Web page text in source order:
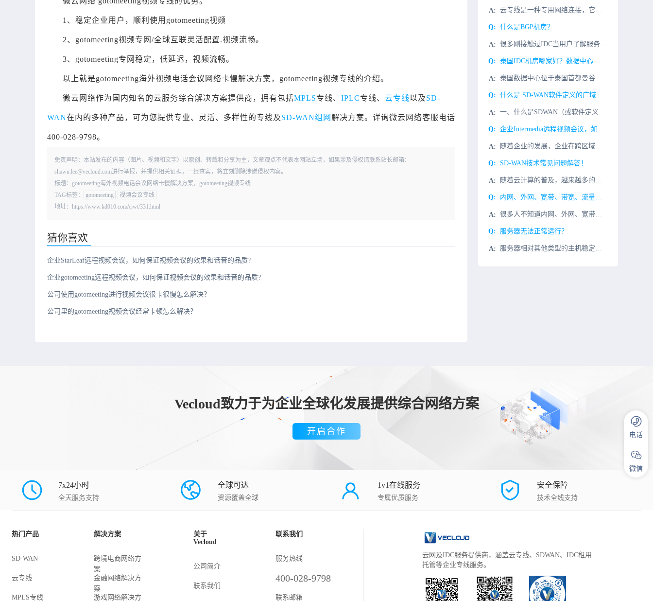
1、稳定企业用户，顺利使用gotomeeting视频
2、gotomeeting视频专网/全球互联灵活配置.视频流畅。
3、gotomeeting专网稳定，低延迟，视频流畅。
以上就是gotomeeting海外视频电话会议网络卡慢解决方案，gotomeeting视频专线的介绍。
微云网络作为国内知名的云服务综合解决方案提供商，拥有包括MPLS专线、 IPLC专线、 云专线以及SD-
WAN在内的多种产品，可为您提供专业、灵活、多样性的专线及SD-WAN组网 解决方案。详询微云网络客服电话
400-028-9798。
免责声明：本站发布的内容（图片、视频和文字）以原创、转载和分享为主，文章观点不代表本网站立场，如果涉及侵权请联系站长邮箱：
shawn.lee@vecloud.com进行举报，并提供相关证据，一经查实，将立刻删除涉嫌侵权内容。
标题：gotomeeting海外视频电话会议网络卡慢解决方案，gotomeeting视频专线
TAG标签：
gotomeeting
视频会议专线
地址：https://www.kd010.com/cjwt/331.html
猜你喜欢
企业StarLeaf远程视频会议，如何保证视频会议的效果和话音的品质?
企业gotomeeting远程视频会议，如何保证视频会议的效果和话音的品质?
公司使用gotomeeting进行视频会议很卡很慢怎么解决？
公司里的gotomeeting视频会议经常卡顿怎么解决？
云专线是一种专用网络连接，它可以帮助企业快速、安全地连接到云服务，从而提高企业的网络性能和可靠性。云专线可以帮助企业更快地访问云服务，提高企业的网络性能，提供更安全的网络环境，并且可以支持多种应用，比
什么是BGP机房？
很多刚接触过IDC当用户了解服务器托管/租赁业务时，他们会听到销售人员介绍机房的优势BGP机房，那么什么是BGP机房？BGP机房有哪些优点？首先，BGP机房是指多线机房，与单线机房相对应。让我们了解一
泰国IDC机房哪家好？数据中心
泰国数据中心位于泰国首都曼谷。在东南亚地区数据中心业务突出，泰国数据中心建于2008年，机房设施全部按照国际高标准建设，属于运营时间较早的数据中心。发展至今，泰国数据中心在曼谷地区仍处于IDC业务的出
什么是 SD-WAN软件定义的广域网，原创好文！
一、什么是SDWAN（或软件定义的WAN）？它是一个软件定义的广域网(SDWAN)，是一个从其硬件中抽象出来的网络，创建了一个虚拟化的网络覆盖。运营商可以远程管理和快速扩展这个覆盖范围，它可以跨越很远
企业Intermedia远程视频会议，如何保证视频会议的效果和话音的品质?
随着企业的发展，企业在跨区域和跨国经营中，经常需要Intermedia视频会议来解决企业内部遇到的问题，比如：1、定期的内部会议;2、商务谈判;3、项目进程与探讨等而Intermedia远程视频会议，
SD-WAN技术常见问题解答！
随着云计算的普及，越来越多的企业将计算、存储、服务等上云。然而传统的企业网，越来越难以保障企业上云的价值。如何融合原有的基础设施投资，并且能够敏捷，安全地支撑对云访问的需求？这对任何IT运维人员来说都
内网、外网、宽带、带宽、流量、网速有什么区别和联系？
很多人不知道内网、外网、宽带、带宽、流量、网速的区别和联系。今天小编给大家介绍一下。一、带宽和宽带有什么区别？带宽是量词，指网速的大小，比如1Mbps意味着每秒一兆比特，这个值意味着带宽。宽带是一个名
服务器无法正常运行？
服务器相对其他类型的主机稳定性更高，但其复杂的构造也导致不稳定的影响较多，服务器设备运行复杂，在没有专业团队帮助的前提下，最好不要擅自进行修复，但可以从以下几个方面先行判
Vecloud致力于为企业全球化发展提供综合网络方案
开启合作
7x24小时
全天服务支持
全球可达
资源覆盖全球
1v1在线服务
专属优质服务
安全保障
技术全线支持
热门产品
SD-WAN
云专线
MPLS专线
解决方案
跨境电商网络方
案
金融网络解决方
案
游戏网络解决方
关于
Vecloud
公司简介
联系我们
联系我们
服务热线
400-028-9798
联系邮箱
云网及IDC服务提供商，涵盖云专线、SDWAN、IDC租用
托管等企业专线服务。
电话
微信